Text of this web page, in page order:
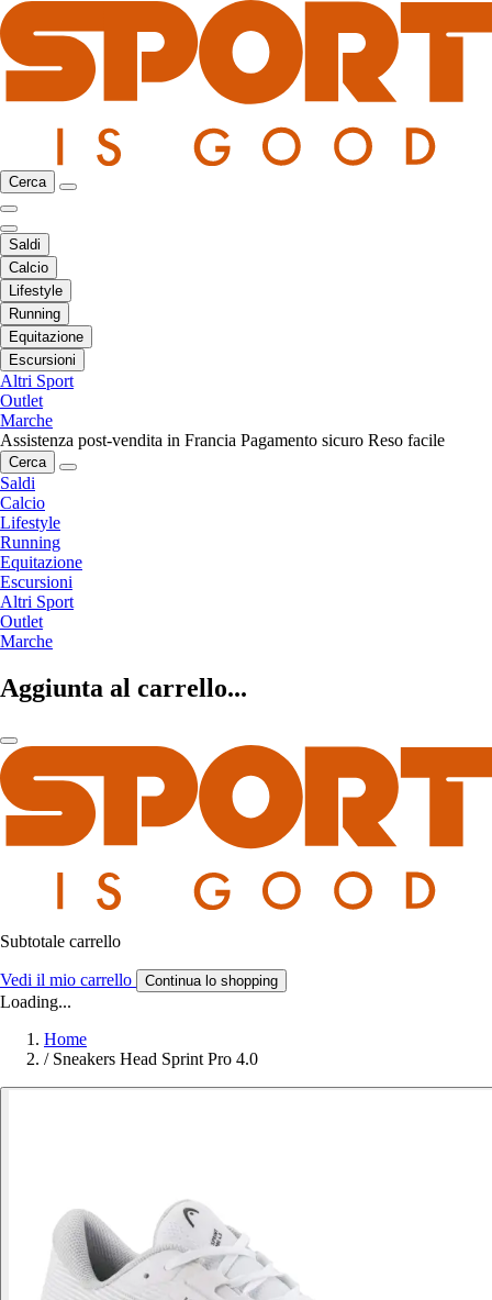
Cerca
Saldi
Calcio
Lifestyle
Running
Equitazione
Escursioni
Altri Sport
Outlet
Marche
Assistenza post-vendita in Francia Pagamento sicuro Reso facile
Cerca
Saldi
Calcio
Lifestyle
Running
Equitazione
Escursioni
Altri Sport
Outlet
Marche
Aggiunta al carrello...
Subtotale carrello
Vedi il mio carrello Continua lo shopping
Loading...
Home
/ Sneakers Head Sprint Pro 4.0